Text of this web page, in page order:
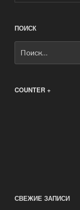
ПОИСК
COUNTER +
СВЕЖИЕ ЗАПИСИ